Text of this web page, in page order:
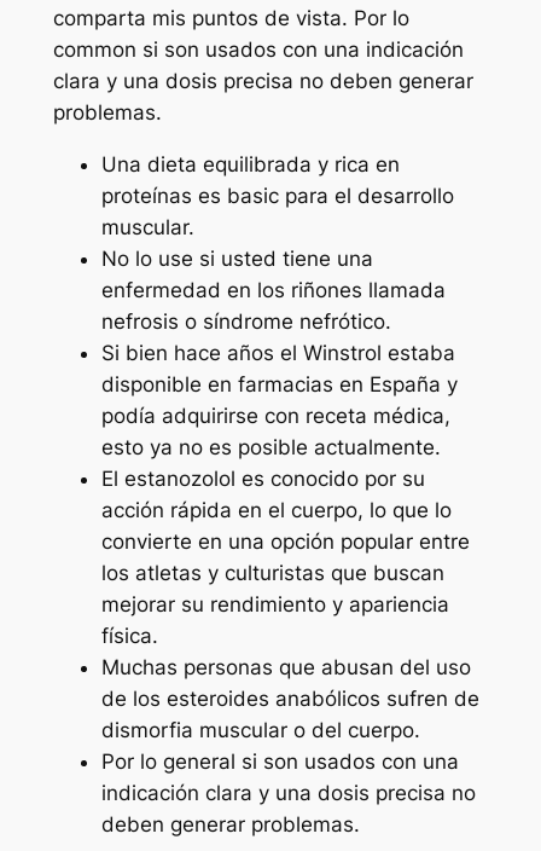
comparta mis puntos de vista. Por lo
common si son usados con una indicación
clara y una dosis precisa no deben generar
problemas.
Una dieta equilibrada y rica en
proteínas es basic para el desarrollo
muscular.
No lo use si usted tiene una
enfermedad en los riñones llamada
nefrosis o síndrome nefrótico.
Si bien hace años el Winstrol estaba
disponible en farmacias en España y
podía adquirirse con receta médica,
esto ya no es posible actualmente.
El estanozolol es conocido por su
acción rápida en el cuerpo, lo que lo
convierte en una opción popular entre
los atletas y culturistas que buscan
mejorar su rendimiento y apariencia
física.
Muchas personas que abusan del uso
de los esteroides anabólicos sufren de
dismorfia muscular o del cuerpo.
Por lo general si son usados con una
indicación clara y una dosis precisa no
deben generar problemas.